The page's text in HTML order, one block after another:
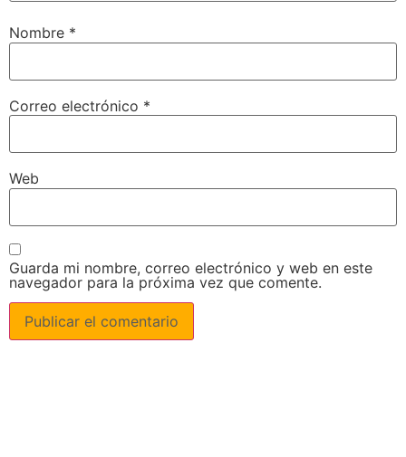
Nombre *
Correo electrónico *
Web
Guarda mi nombre, correo electrónico y web en este
navegador para la próxima vez que comente.